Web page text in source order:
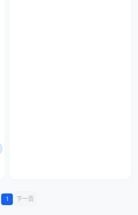
1 下一页